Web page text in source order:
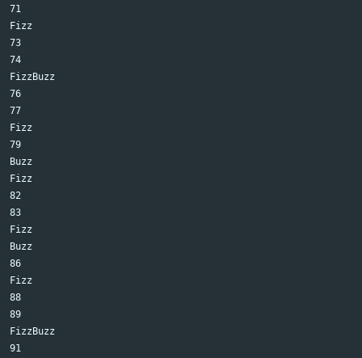
71
Fizz
73
74
FizzBuzz
76
77
Fizz
79
Buzz
Fizz
82
83
Fizz
Buzz
86
Fizz
88
89
FizzBuzz
91